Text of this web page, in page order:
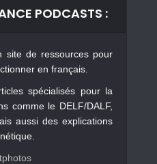
PODCASTS :
site de ressources pour
en français.
spécialisés pour la
comme le DELF/DALF,
aussi des explications